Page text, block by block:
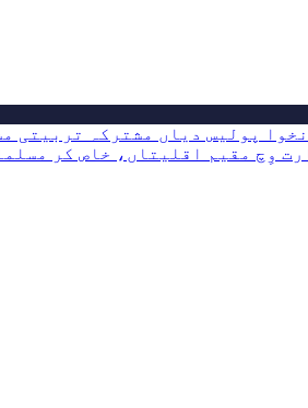
پولیس دیاں مشترکہ تربیتی
وِچ مقیم اقلیتاں، خاص کر